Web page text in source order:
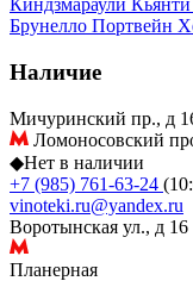
Киндзмараули Кьянти
Брунелло Портвейн
Наличие
Мичуринский пр., д
Ломоносовский
◆Нет в наличии
+7 (985) 761-63-24
vinoteki.ru@yandex.ru
Воротынская ул., д 16
Планерная